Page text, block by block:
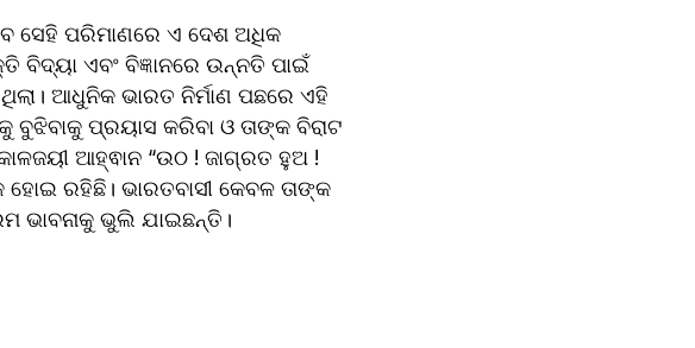
ସେହି ପରିମାଣରେ ଏ ଦେଶ ଅଧିକ
ବିଦ୍ୟା ଏବଂ ବିଜ୍ଞାନରେ ଉନ୍ନତି ପାଇଁ
ଆଧୁନିକ ଭାରତ ନିର୍ମାଣ ପଛରେ ଏହି
ପ୍ରୟାସ କରିବା ଓ ତାଙ୍କ ବିରାଟ
ଆହ୍ଵାନ “ଉଠ ! ଜାଗ୍ରତ ହୁଅ !
ରହିଛି। ଭାରତବାସୀ କେବଳ ତାଙ୍କ
ଭାବନାକୁ ଭୁଲି ଯାଇଛନ୍ତି।